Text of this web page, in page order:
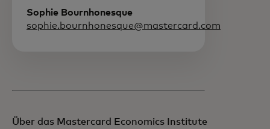
Sophie Bournhonesque
sophie.bournhonesque@mastercard.com
Über das Mastercard Economics Institute